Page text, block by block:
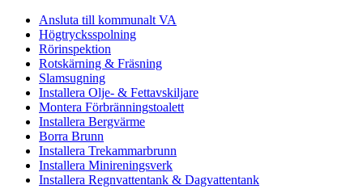
Ansluta till kommunalt VA
Högtrycksspolning
Rörinspektion
Rotskärning & Fräsning
Slamsugning
Installera Olje- & Fettavskiljare
Montera Förbränningstoalett
Installera Bergvärme
Borra Brunn
Installera Trekammarbrunn
Installera Minireningsverk
Installera Regnvattentank & Dagvattentank